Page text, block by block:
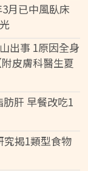
月已中風臥床
出事 1原因全身
皮膚科醫生夏
肝 早餐改吃1
揭1類型食物